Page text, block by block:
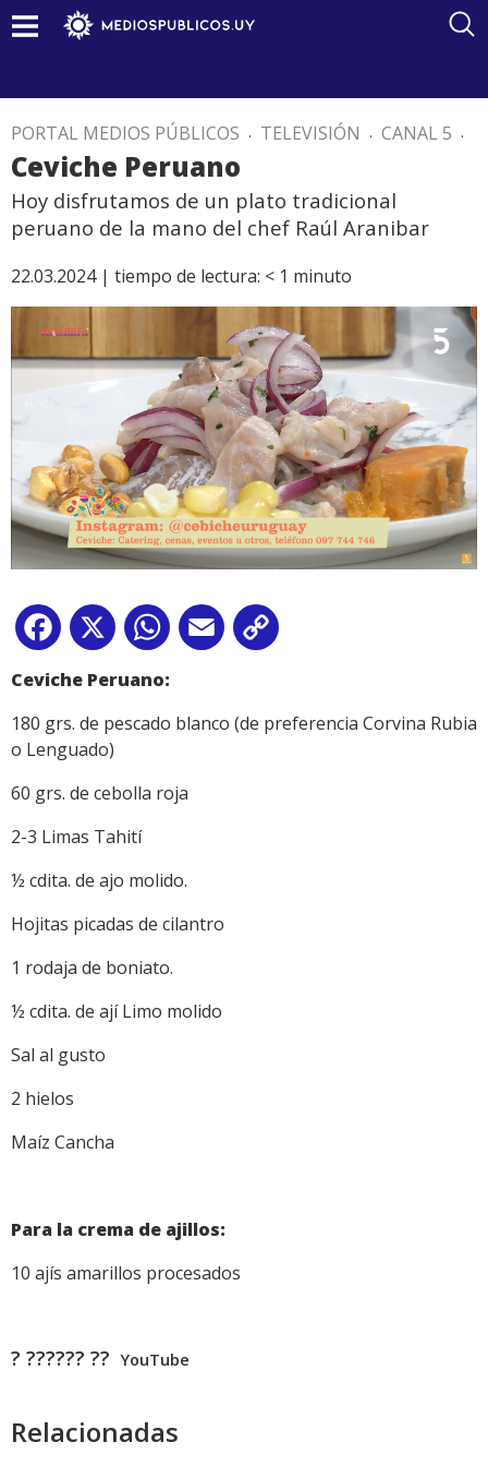
PORTAL MEDIOS PÚBLICOS . TELEVISIÓN . CANAL 5 .
Ceviche Peruano
Hoy disfrutamos de un plato tradicional
peruano de la mano del chef Raúl Aranibar
22.03.2024 | tiempo de lectura: < 1 minuto
Facebook
X WhatsApp
Email
Ceviche Peruano:
180 grs. de pescado blanco (de preferencia Corvina Rubia
o Lenguado)
60 grs. de cebolla roja
2-3 Limas Tahití
½ cdita. de ajo molido.
Hojitas picadas de cilantro
1 rodaja de boniato.
½ cdita. de ají Limo molido
Sal al gusto
2 hielos
Maíz Cancha
Para la crema de ajillos:
10 ajís amarillos procesados
? ?????? ??YouTube
Relacionadas